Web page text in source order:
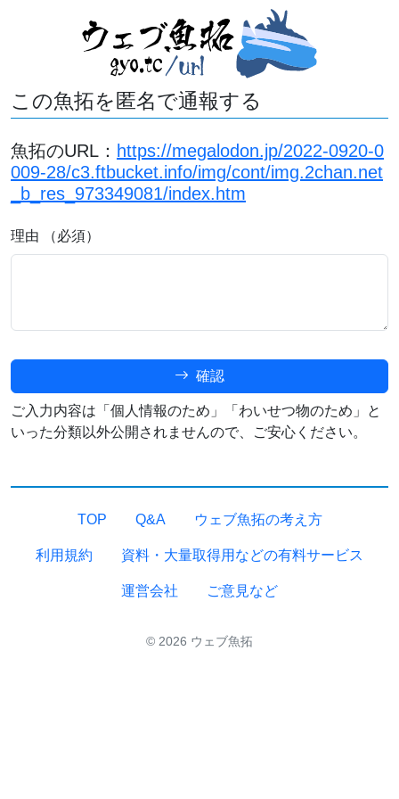
この魚拓を匿名で通報する
魚拓のURL： https://megalodon.jp/2022-0920-0
009-28/c3.ftbucket.info/img/cont/img.2chan.net
_b_res_973349081/index.htm
理由 （必須）
確認
ご入力内容は「個人情報のため」「わいせつ物のため」と
いった分類以外公開されませんので、ご安心ください。
TOP Q&A ウェブ魚拓の考え方
利用規約 資料・大量取得用などの有料サービス
運営会社 ご意見など
© 2026 ウェブ魚拓